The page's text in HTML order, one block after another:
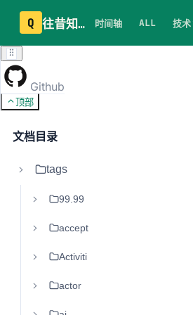
Q 往昔知识库 时间轴 ALL 技术
Github
顶部
文档目录
tags
99.99
accept
Activiti
actor